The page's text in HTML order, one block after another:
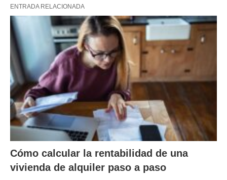
ENTRADA RELACIONADA
Cómo calcular la rentabilidad de una
vivienda de alquiler paso a paso